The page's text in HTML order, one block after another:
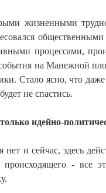
жизненными
процессами,
на Манежной
Стало ясно, что
не спастись.
идейно-
и сейчас, здесь
происходящего -